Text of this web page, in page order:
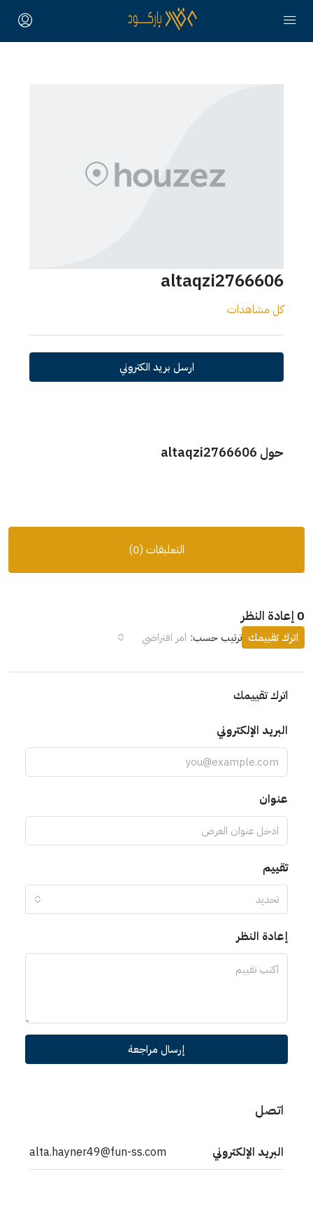
altaqzi2766606
كل مشاهدات
ارسل بريد الكتروني
حول altaqzi2766606
التعليقات (0)
0 إعادة النظر
ترتيب حسب: امر افتراضي اترك تقييمك
اترك تقييمك
البريد الإلكتروني
عنوان
تقييم
تحديد
إعادة النظر
إرسال مراجعة
اتصل
البريد الإلكتروني alta.hayner49@fun-ss.com